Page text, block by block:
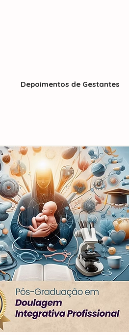
Depoimentos de Gestantes